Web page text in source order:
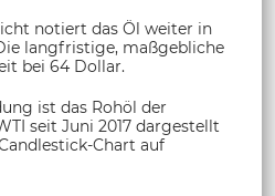
notiert das Öl weiter in
langfristige, maßgebliche
bei 64 Dollar.
ist das Rohöl der
seit Juni 2017 dargestellt
Chart auf